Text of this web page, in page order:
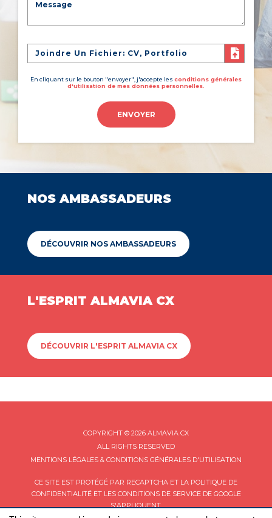
Joindre Un Fichier: CV, Portfolio
En cliquant sur le bouton "envoyer", j'accepte les conditions générales
d'utilisation de mes données personnelles.
ENVOYER
NOS AMBASSADEURS
DÉCOUVRIR NOS AMBASSADEURS
L'ESPRIT ALMAVIA CX
DÉCOUVRIR L'ESPRIT ALMAVIA CX
COPYRIGHT © 2026 ALMAVIA CX
ALL RIGHTS RESERVED
MENTIONS LÉGALES & CONDITIONS GÉNÉRALES D'UTILISATION
CE SITE EST PROTÉGÉ PAR RECAPTCHA ET LA POLITIQUE DE
CONFIDENTIALITÉET LES CONDITIONS DE SERVICEDE GOOGLE
S'APPLIQUENT.